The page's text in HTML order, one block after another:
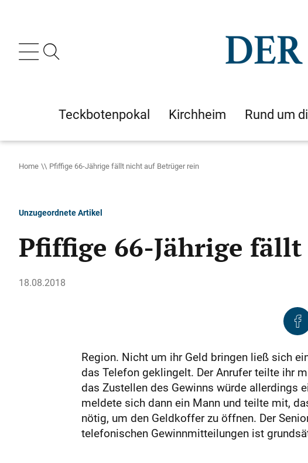
Teckbotenpokal Kirchheim Rund um
Home Pfiffige 66-Jährige fällt nicht auf Betrüger rein
Unzugeordnete Artikel
Pfiffige 66-Jährige
18.08.2018
Region. Nicht um ihr Geld bringen ließ sich
das Telefon geklingelt. Der Anrufer teilte ihr
das Zustellen des Gewinns würde allerdings
meldete sich dann ein Mann und teilte mit,
nötig, um den Geldkoffer zu öffnen. Der
telefonischen Gewinnmitteilungen ist